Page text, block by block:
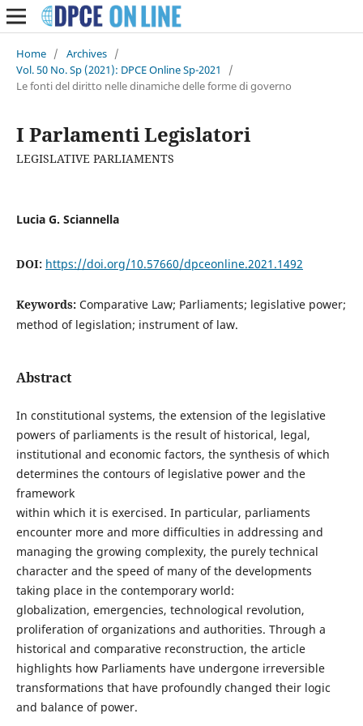
Home / Archives /
Vol. 50 No. Sp (2021): DPCE Online Sp-2021
/
Le fonti del diritto nelle dinamiche delle forme di governo
I Parlamenti Legislatori
LEGISLATIVE PARLIAMENTS
Lucia G. Sciannella
DOI: https://doi.org/10.57660/dpceonline.2021.1492
Keywords: Comparative Law; Parliaments; legislative power;
method of legislation; instrument of law.
Abstract
In constitutional systems, the extension of the legislative
powers of parliaments is the result of historical, legal,
institutional and economic factors, the synthesis of which
determines the contours of legislative power and the
framework
within which it is exercised. In particular, parliaments
encounter more and more difficulties in addressing and
managing the growing complexity, the purely technical
character and the speed of many of the developments
taking place in the contemporary world:
globalization, emergencies, technological revolution,
proliferation of organizations and authorities. Through a
historical and comparative reconstruction, the article
highlights how Parliaments have undergone irreversible
transformations that have profoundly changed their logic
and balance of power.